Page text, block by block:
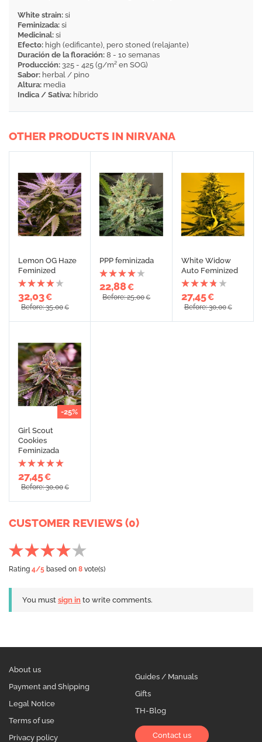
White strain: si
Feminizada: si
Medicinal: si
Efecto: high (edificante), pero stoned (relajante)
Duración de la floración: 8 - 10 semanas
Producción: 325 - 425 (g/m² en SOG)
Sabor: herbal / pino
Altura: media
Indica / Sativa: híbrido
OTHER PRODUCTS IN NIRVANA
Lemon OG Haze
Feminized
32,03€
Before: 35,00€
PPP feminizada
22,88€
Before: 25,00€
White Widow
Auto Feminized
27,45€
Before: 30,00€
-25%
Girl Scout
Cookies
Feminizada
27,45€
Before: 30,00€
CUSTOMER REVIEWS (0)
Rating 4/5 based on 8 vote(s)
You must sign in to write comments.
About us
Payment and Shipping
Legal Notice
Terms of use
Privacy policy
Guides / Manuals
Gifts
TH-Blog
Contact us